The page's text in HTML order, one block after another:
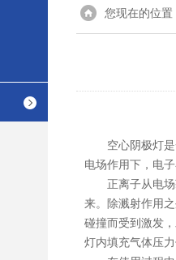
您现在的位置
空心阴极灯是
电场作用下，电
正离子从电场
来。除溅射作用
碰撞而受到激发
灯内填充气体压